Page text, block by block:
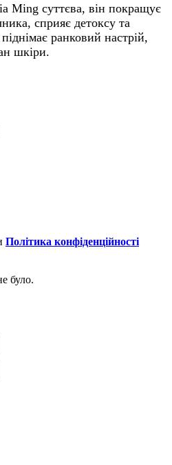
Ming суттєва, він покращує
сприяє детоксу та
ранковий настрій,
шкіри.
Політика конфіденційності
було.